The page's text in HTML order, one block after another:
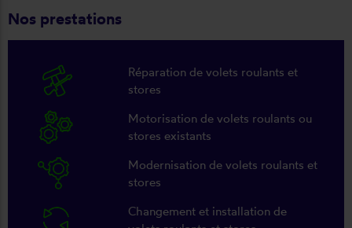
Nos prestations
Réparation de volets roulants et
stores
Motorisation de volets roulants ou
stores existants
Modernisation de volets roulants et
stores
Changement et installation de